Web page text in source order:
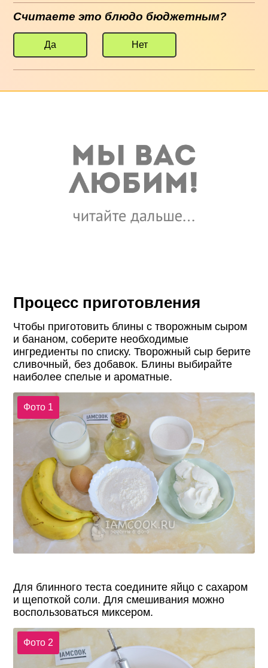
Считаете это блюдо бюджетным?
Да Нет
Процесс приготовления
Чтобы приготовить блины с творожным сыром
и бананом, соберите необходимые
ингредиенты по списку. Творожный сыр берите
сливочный, без добавок. Блины выбирайте
наиболее спелые и ароматные.
Фото 1
Для блинного теста соедините яйцо с сахаром
и щепоткой соли. Для смешивания можно
воспользоваться миксером.
Фото 2